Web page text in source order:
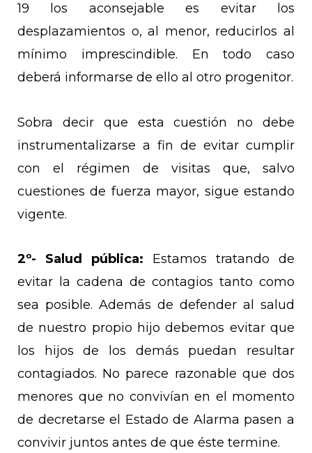
19 los aconsejable es evitar los
desplazamientos o, al menor, reducirlos al
mínimo imprescindible. En todo caso
deberá informarse de ello al otro progenitor.
Sobra decir que esta cuestión no debe
instrumentalizarse a fin de evitar cumplir
con el régimen de visitas que, salvo
cuestiones de fuerza mayor, sigue estando
vigente.
2º- Salud pública: Estamos tratando de
evitar la cadena de contagios tanto como
sea posible. Además de defender al salud
de nuestro propio hijo debemos evitar que
los hijos de los demás puedan resultar
contagiados. No parece razonable que dos
menores que no convivían en el momento
de decretarse el Estado de Alarma pasen a
convivir juntos antes de que éste termine.